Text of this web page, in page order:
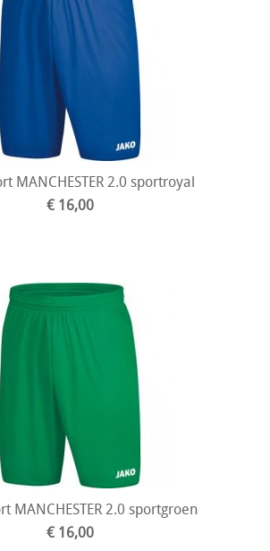
MANCHESTER 2.0 sportroyal
€ 16,00
MANCHESTER 2.0 sportgroen
€ 16,00